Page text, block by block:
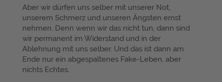
Aber wir dürfen uns selber mit unserer Not,
unserem Schmerz und unseren Ängsten ernst
nehmen. Denn wenn wir das nicht tun, dann sind
wir permanent im Widerstand und in der
Ablehnung mit uns selber. Und das ist dann am
Ende nur ein abgespaltenes Fake-Leben, aber
nichts Echtes.